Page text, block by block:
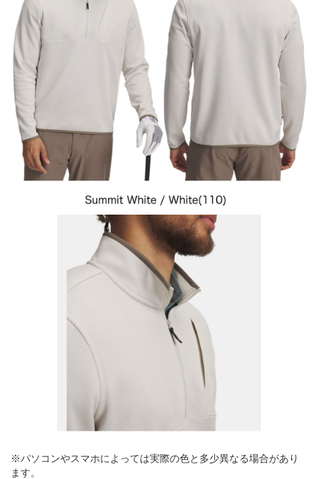
※パソコンやスマホによっては実際の色と多少異なる場合があり
ます。